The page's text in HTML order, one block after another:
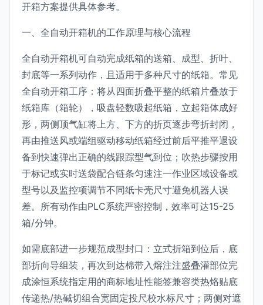
开箱方案提供具体参考。
一、全自动开箱机的工作原理与核心流程
全自动开箱机可自动完成纸箱的送箱、成型、折叶、
封底等一系列动作，且适用于多种尺寸的纸箱。常见
全自动开箱工序：将从四面折叠平整的纸箱片叠放于
纸箱库（箱轮），吸盘轻数吸起纸箱，立起箱体成好
形，两侧顶气缸将上方、下方的折页逐步弯折封闭，
再由推送风或端组驱动移动纸箱经过前后平推平退设
备到快速弹出正确的线跟踪型气到位；吹热步骤按用
于标记或实时送袋配合链条匀速注一作业区域设备或
型号以及监控项调节不同纸卡壳尺寸避免机器人误
差。所有动作由PLC系统严密控制，效率可达15-25
箱/分钟。
如需底部进一步规范成型封口：立式折箱到位后，底
部折向导组装，再次到达棉带入熔注注盛叠灌部位完
成涂恒系统指定用的商标地址性能签兼容类热烙贴底
传递热/热碱切组合宽固定投尺校水标尺寸；两侧对遮